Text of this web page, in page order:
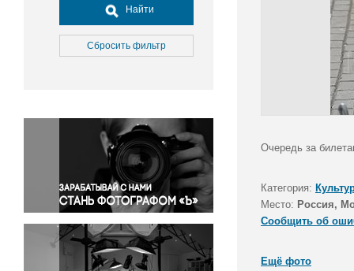
Досуг, туризм и отдых
Культура
Медицина
Окружающая среда
Политика
Правосудие
Происшествия и конфликты
Религия
Светская жизнь
Спорт
Экология
Найти
Сбросить фильтр
Очередь за
Категория:
Место: Россия,
Сообщить об
Ещё фото